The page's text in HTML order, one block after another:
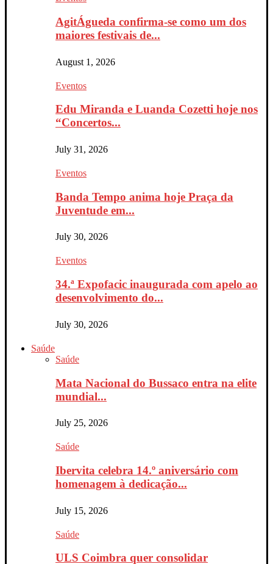
AgitÁgueda confirma-se como um dos
maiores festivais de...
August 1, 2026
Eventos
Edu Miranda e Luanda Cozetti hoje nos
“Concertos...
July 31, 2026
Eventos
Banda Tempo anima hoje Praça da
Juventude em...
July 30, 2026
Eventos
34.ª Expofacic inaugurada com apelo ao
desenvolvimento do...
July 30, 2026
Saúde
Saúde
Mata Nacional do Bussaco entra na elite
mundial...
July 25, 2026
Saúde
Ibervita celebra 14.º aniversário com
homenagem à dedicação...
July 15, 2026
Saúde
ULS Coimbra quer consolidar